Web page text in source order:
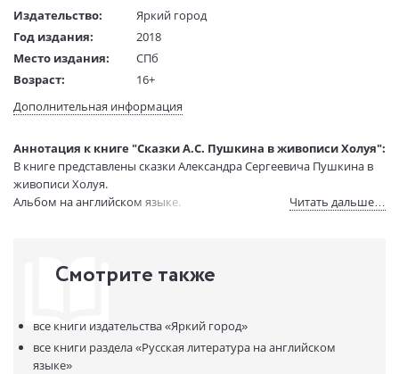
Издательство:
Яркий город
Год издания:
2018
Место издания:
СПб
Возраст:
16+
Язык текста:
Тип обложки:
Твердый переплет
Формат:
195х275 мм
Размеры в мм
(ДхШхВ):
Код товара:
Артикул:
3383
В продаже с:
30.07.2012
Дополнительная информация
Аннотация к книге "Сказки А.С. Пушкина в живописи Холуя":
В книге представлены сказки Александра Сергеевича Пушкина в
живописи Холуя.
Альбом на английском языке.
Читать дальше…
Смотрите также
все книги издательства«Яркий город»
все книги раздела«Русская литература на английском
языке»